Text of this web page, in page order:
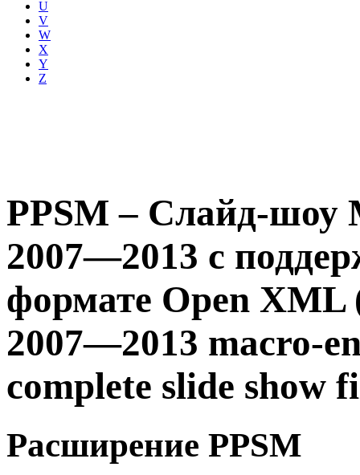
U
V
W
X
Y
Z
PPSM – Слайд-шоу
2007—2013 с
формате Open
2007—2013 macro-
complete slide show
Расширение PPSM